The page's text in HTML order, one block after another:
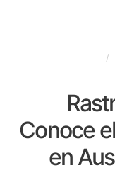
Conoce
en